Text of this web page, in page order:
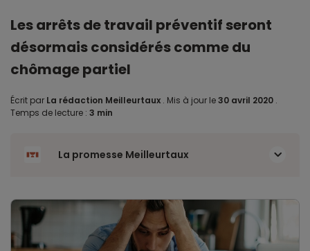
Les arrêts de travail préventif seront
désormais considérés comme du
chômage partiel
Écrit par La rédaction Meilleurtaux . Mis à jour le30 avril 2020 .
Temps de lecture : 3 min
La promesse Meilleurtaux